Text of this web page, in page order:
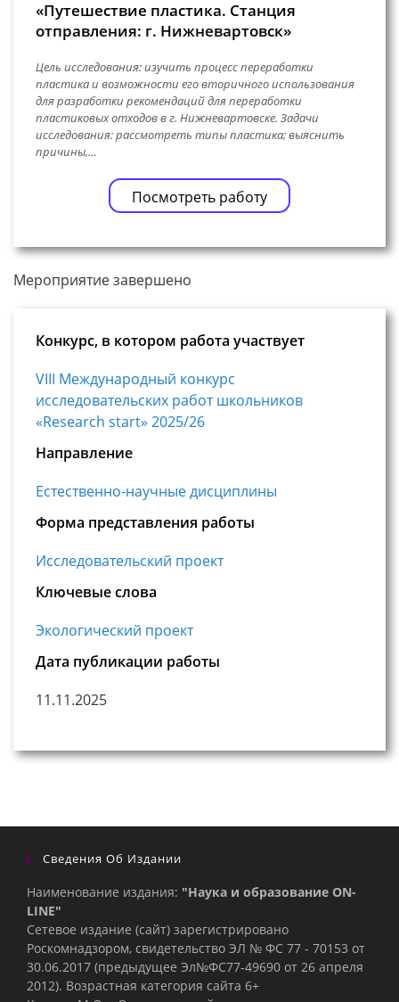
«Путешествие пластика. Станция
отправления: г. Нижневартовск»
Цель исследования: изучить процесс переработки
пластика и возможности его вторичного использования
для разработки рекомендаций для переработки
пластиковых отходов в г. Нижневартовске. Задачи
исследования: рассмотреть типы пластика; выяснить
причины,…
Посмотреть работу
Мероприятие завершено
Конкурс, в котором работа участвует
VIII Международный конкурс
исследовательских работ школьников
«Research start» 2025/26
Направление
Естественно-научные дисциплины
Форма представления работы
Исследовательский проект
Ключевые слова
Экологический проект
Дата публикации работы
11.11.2025
Сведения Об Издании
Наименование издания: "Наука и образование ON-
LINE"
Сетевое издание (сайт) зарегистрировано
Роскомнадзором, свидетельство ЭЛ № ФС 77 - 70153 от
30.06.2017 (предыдущее Эл№ФC77-49690 от 26 апреля
2012). Возрастная категория сайта 6+